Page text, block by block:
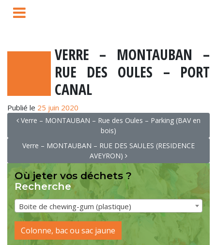
VERRE – MONTAUBAN –
RUE DES OULES – PORT
CANAL
Publié le 25 juin 2020
NAVIGATION
Verre – MONTAUBAN – Rue des Oules – Parking (BAV en
bois)
Verre – MONTAUBAN – RUE DES SAULES (RESIDENCE
AVEYRON)
Où jeter vos déchets ?
Recherche
Boite de chewing-gum (plastique)
Colonne, bac ou sac jaune